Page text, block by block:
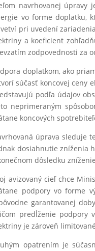
navrhovanej úpravy
vo forme doplatku,
pri uvedení
a koeficient
zodpovednosti za
doplatkom, ako
súčasť koncovej ceny
podľa údajov
neprimeraným
koncových
úprava sleduje
dosiahnutie zníženia
dôsledku
avizovaný cieľ chce
podpory vo forme
garantovanej
predĺženie podpory
je zároveň
opatrením je